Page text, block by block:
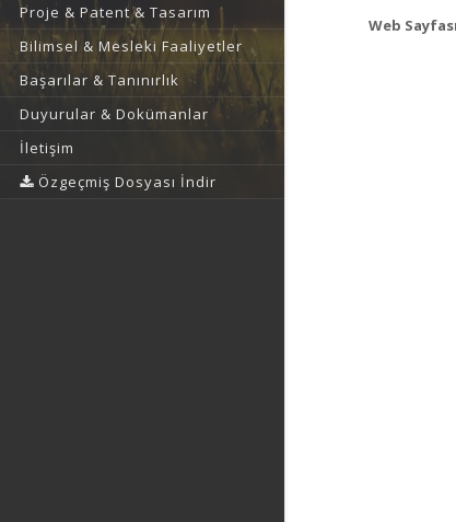
Proje & Patent & Tasarım
Bilimsel & Mesleki Faaliyetler
Başarılar & Tanınırlık
Duyurular & Dokümanlar
İletişim
Özgeçmiş Dosyası İndir
Web Sayfası